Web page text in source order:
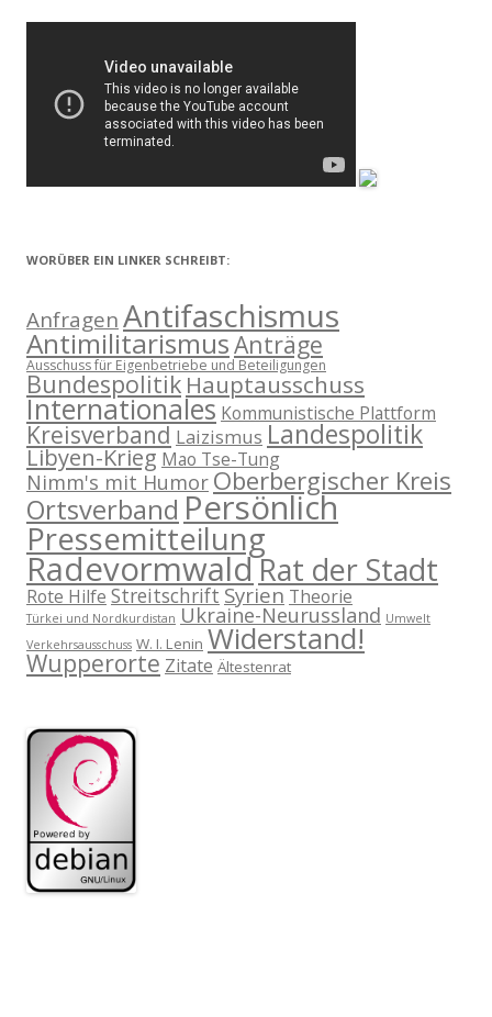
WORÜBER EIN LINKER SCHREIBT:
AnfragenAntifaschismus
AntimilitarismusAnträge
Ausschuss für Eigenbetriebe und Beteiligungen
Bundespolitik Hauptausschuss
Internationales Kommunistische Plattform
Kreisverband Laizismus Landespolitik
Libyen-Krieg Mao Tse-Tung
Nimm's mit Humor Oberbergischer Kreis
OrtsverbandPersönlich
Pressemitteilung
RadevormwaldRat der Stadt
Rote Hilfe Streitschrift Syrien Theorie
Türkei und Nordkurdistan Ukraine-Neurussland Umwelt
Verkehrsausschuss W. I. Lenin Widerstand!
Wupperorte Zitate Ältestenrat